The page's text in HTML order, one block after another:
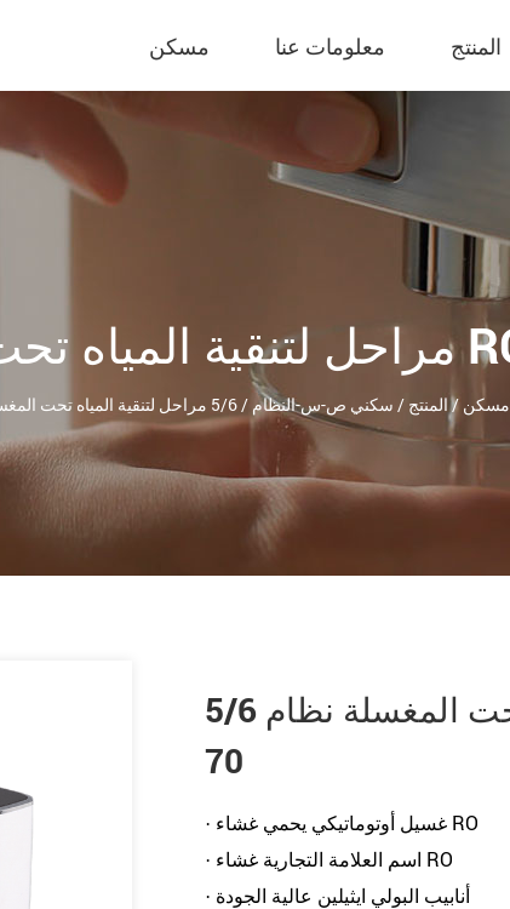
مسكن معلومات عنا المنتج
مسكن /المنتج / سكني ص-س-النظام /
5/6 مراحل لتنقية المياه تحت المغسلة نظام RO PS-RO-
70
· غسيل أوتوماتيكي يحمي غشاء RO
· اسم العلامة التجارية غشاء RO
· أنابيب البولي ايثيلين عالية الجودة